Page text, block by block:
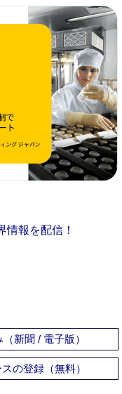
報を配信！
新聞 / 電子版）
の登録（無料）